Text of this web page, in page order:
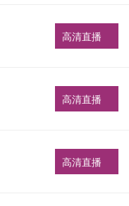
高清直播
高清直播
高清直播